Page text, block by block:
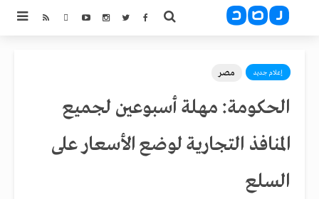
إعلام جديد مصر
الحكومة: مهلة أسبوعين لجميع
المنافذ التجارية لوضع الأسعار على
السلع